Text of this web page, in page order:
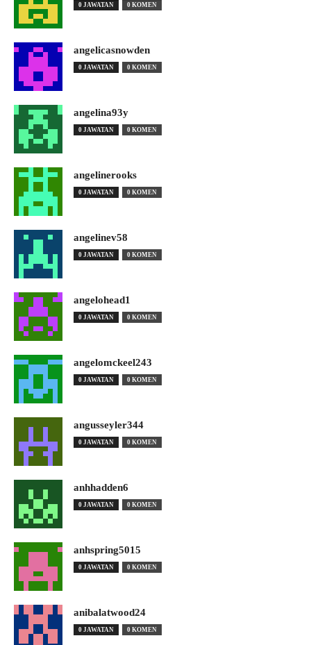
0 JAWATAN 0 KOMEN
angelicasnowden
0 JAWATAN 0 KOMEN
angelina93y
0 JAWATAN 0 KOMEN
angelinerooks
0 JAWATAN 0 KOMEN
angelinev58
0 JAWATAN 0 KOMEN
angelohead1
0 JAWATAN 0 KOMEN
angelomckeel243
0 JAWATAN 0 KOMEN
angusseyler344
0 JAWATAN 0 KOMEN
anhhadden6
0 JAWATAN 0 KOMEN
anhspring5015
0 JAWATAN 0 KOMEN
anibalatwood24
0 JAWATAN 0 KOMEN